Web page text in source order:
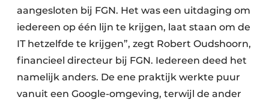
aangesloten bij FGN. Het was een uitdaging om
iedereen op één lijn te krijgen, laat staan om de
IT hetzelfde te krijgen”, zegt Robert Oudshoorn,
financieel directeur bij FGN. Iedereen deed het
namelijk anders. De ene praktijk werkte puur
vanuit een Google-omgeving, terwijl de ander